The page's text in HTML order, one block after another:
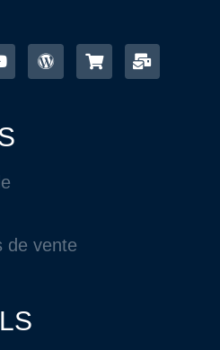
de vente